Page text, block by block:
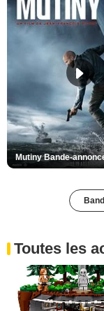
Mutiny Bande-
Toutes les